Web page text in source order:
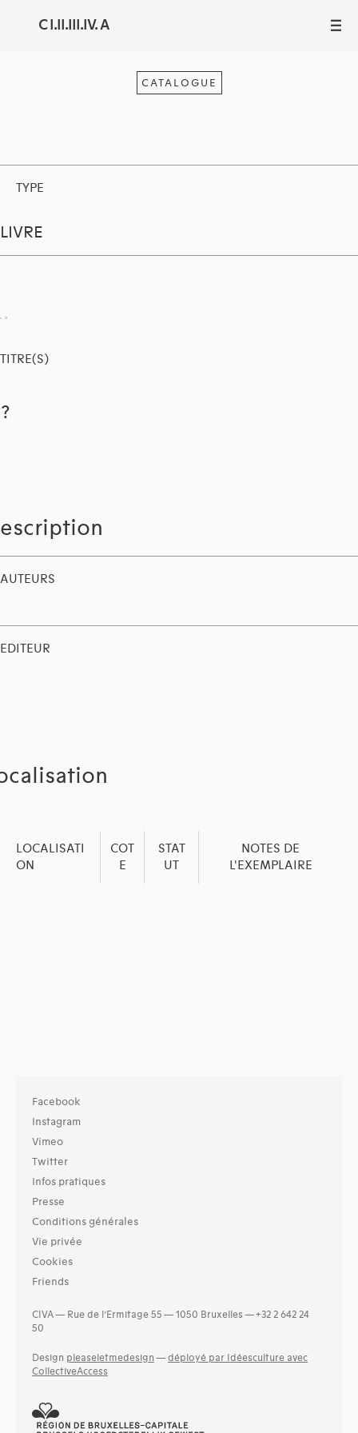
C I.II.III.IV. A III
CATALOGUE
TYPE
LIVRE
TITRE(S)
AUTEURS
EDITEUR
LOCALISATI
ON
COT
E
STAT
UT
NOTES DE
L'EXEMPLAIRE
Facebook
Instagram
Vimeo
Twitter
Infos pratiques
Presse
Conditions générales
Vie privée
Cookies
Friends
CIVA — Rue de l’Ermitage 55 — 1050 Bruxelles — +32 2 642 24
50
Design pleaseletmedesign — déployé par Idéesculture avec
CollectiveAccess